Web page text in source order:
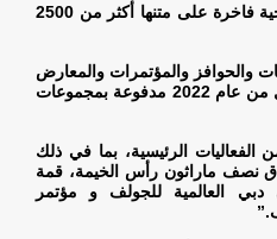
استقبلت الإمارة أربع سفن سياحية فاخرة على متنها أكثر من 2500
والحوافز والمؤتمرات والمعارض
بنسبة 26% مقارنة بالنصف الأول من عام 2022 مدفوعة بمجموعات
الرئيسية، بما في ذلك
نصف ماراثون رأس الخيمة، قمة
دبي العالمية للجولف و مؤتمر
”.